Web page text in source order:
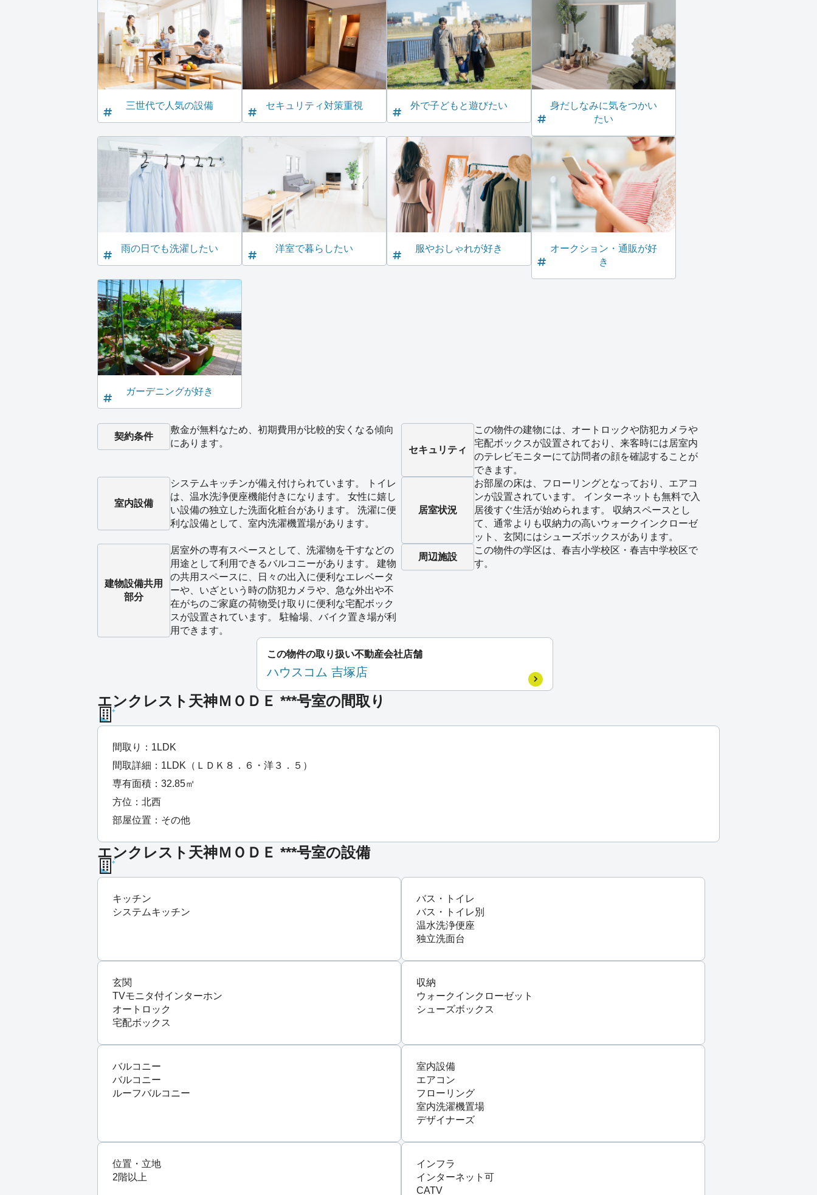
三世代で人気の設備 セキュリティ対策重視 外で子どもと遊びたい
身だしなみに気をつかい
たい
雨の日でも洗濯したい 洋室で暮らしたい 服やおしゃれが好き
オークション・通販が好
き
ガーデニングが好き
契約条件
敷金が無料なため、初期費用が比較的安くなる傾向
にあります。
セキュリティ
この物件の建物には、オートロックや防犯カメラや
宅配ボックスが設置されており、来客時には居室内
のテレビモニターにて訪問者の顔を確認することが
できます。
室内設備
システムキッチンが備え付けられています。 トイレ
は、温水洗浄便座機能付きになります。 女性に嬉し
い設備の独立した洗面化粧台があります。 洗濯に便
利な設備として、室内洗濯機置場があります。
居室状況
お部屋の床は、フローリングとなっており、エアコ
ンが設置されています。 インターネットも無料で入
居後すぐ生活が始められます。 収納スペースとし
て、通常よりも収納力の高いウォークインクローゼ
ット、玄関にはシューズボックスがあります。
建物設備共用
部分
居室外の専有スペースとして、洗濯物を干すなどの
用途として利用できるバルコニーがあります。 建物
の共用スペースに、日々の出入に便利なエレベータ
ーや、いざという時の防犯カメラや、急な外出や不
在がちのご家庭の荷物受け取りに便利な宅配ボック
スが設置されています。 駐輪場、バイク置き場が利
用できます。
周辺施設
この物件の学区は、春吉小学校区・春吉中学校区で
す。
この物件の取り扱い不動産会社店舗
ハウスコム 吉塚店
エンクレスト天神ＭＯＤＥ ***号室の間取り
間取り：1LDK
間取詳細：1LDK（ＬＤＫ８．６・洋３．５）
専有面積：32.85㎡
方位：北西
部屋位置：その他
エンクレスト天神ＭＯＤＥ ***号室の設備
キッチン
システムキッチン
バス・トイレ
バス・トイレ別
温水洗浄便座
独立洗面台
玄関
TVモニタ付インターホン
オートロック
宅配ボックス
収納
ウォークインクローゼット
シューズボックス
バルコニー
バルコニー
ルーフバルコニー
室内設備
エアコン
フローリング
室内洗濯機置場
デザイナーズ
位置・立地
2階以上
インフラ
インターネット可
CATV